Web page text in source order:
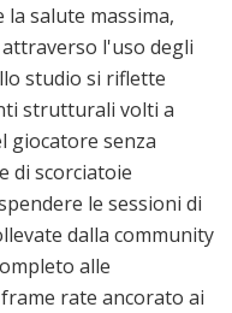
salute massima,
l'uso degli
studio si riflette
strutturali volti a
giocatore senza
di scorciatoie
le sessioni di
dalla community
alle
rate ancorato ai